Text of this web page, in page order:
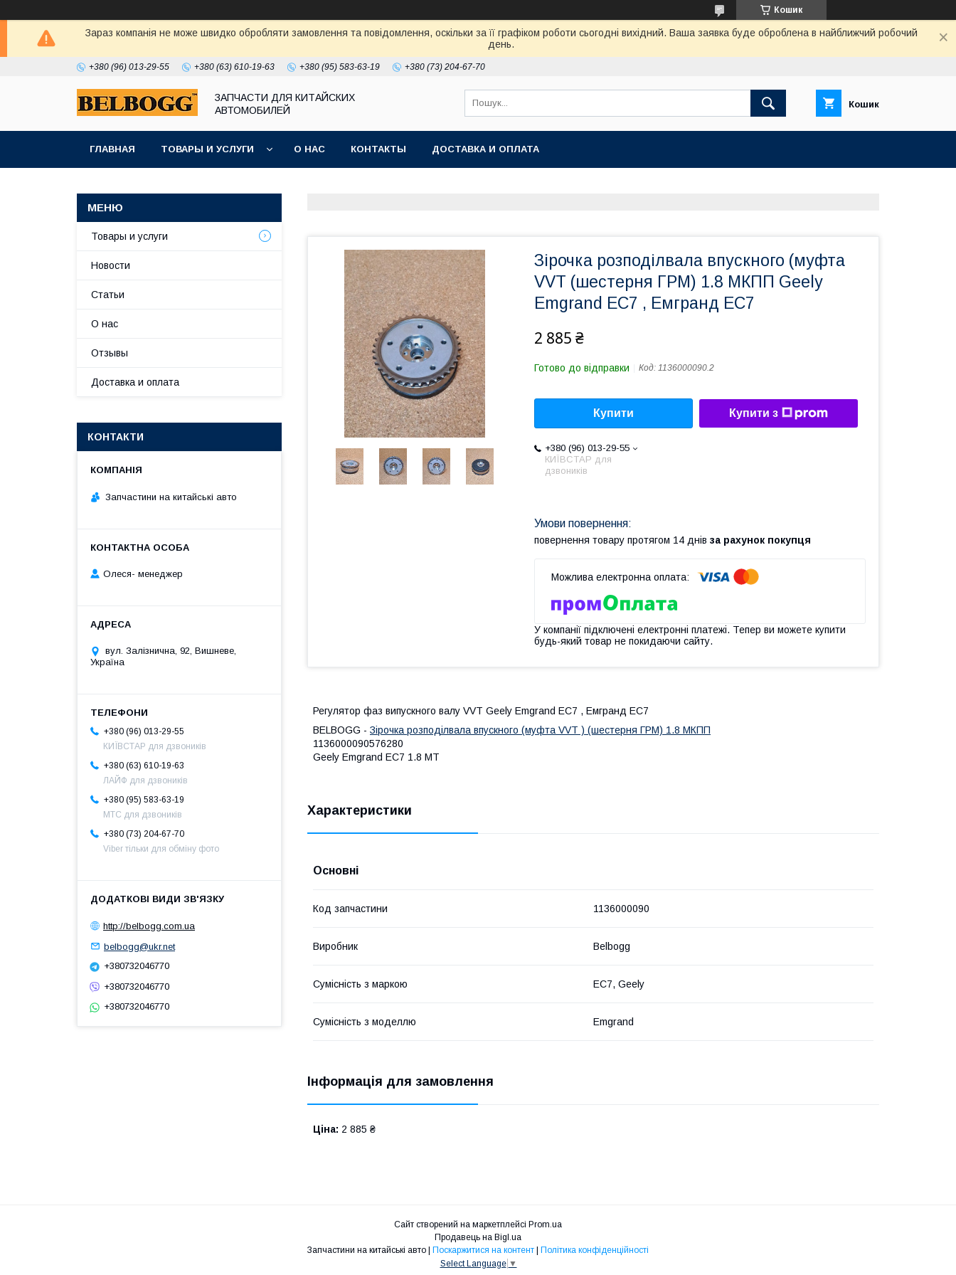
Кошик
Зараз компанія не може швидко обробляти замовлення та повідомлення, оскільки за її графіком роботи сьогодні вихідний. Ваша заявка буде оброблена в найближчий робочий
день.
+380 (96) 013-29-55 +380 (63) 610-19-63 +380 (95) 583-63-19 +380 (73) 204-67-70
ЗАПЧАСТИ ДЛЯ КИТАЙСКИХ
АВТОМОБИЛЕЙ
Кошик
ГЛАВНАЯ ТОВАРЫ И УСЛУГИ О НАС КОНТАКТЫ ДОСТАВКА И ОПЛАТА
Зірочка розподілвала впускного (муфта
VVT (шестерня ГРМ) 1.8 МКПП Geely
Emgrand EC7 , Емгранд ЕС7
2 885 ₴
Готово до відправки Код: 1136000090.2
Купити Купити з
+380 (96) 013-29-55
КИЇВСТАР для
дзвоників
повернення товару протягом 14 днів за рахунок покупця
У компанії підключені електронні платежі. Тепер ви можете купити
будь-який товар не покидаючи сайту.
Регулятор фаз випускного валу VVT Geely Emgrand EC7 , Емгранд ЕС7
BELBOGG - Зірочка розподілвала впускного (муфта VVT ) (шестерня ГРМ) 1.8 МКПП
1136000090576280
Geely Emgrand EC7 1.8 MT
Характеристики
Основні
Код запчастини 1136000090
Виробник Belbogg
Сумісність з маркою EC7, Geely
Сумісність з моделлю Emgrand
Інформація для замовлення
Ціна: 2 885 ₴
Товары и услуги
Новости
Статьи
О нас
Отзывы
Доставка и оплата
КОНТАКТИ
Запчастини на китайські авто
Олеся- менеджер
вул. Залізнична, 92, Вишневе,
Україна
+380 (96) 013-29-55
КИЇВСТАР для дзвоників
+380 (63) 610-19-63
ЛАЙФ для дзвоників
+380 (95) 583-63-19
МТС для дзвоників
+380 (73) 204-67-70
Viber тільки для обміну фото
http://belbogg.com.ua
belbogg@ukr.net
+380732046770
+380732046770
+380732046770
Сайт створений на маркетплейсі Prom.ua
Продавець на Bigl.ua
Запчастини на китайські авто | Поскаржитися на контент | Політика конфіденційності
Select Language ▼